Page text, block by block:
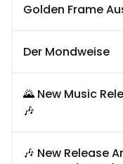
Golden Frame
Der Mondweise
🌄 New Music
🎶
🎶 New Release